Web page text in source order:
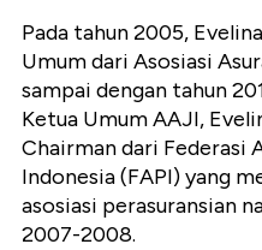
Pada tahun 2005,
Umum dari Asosiasi
sampai dengan tahun
Ketua Umum AAJI,
Chairman dari Federasi
Indonesia (FAPI) yang
asosiasi perasuransian
2007-2008.